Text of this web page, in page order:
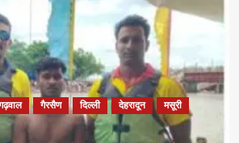
गैरसैण दिल्ली देहरादून
मसूरी